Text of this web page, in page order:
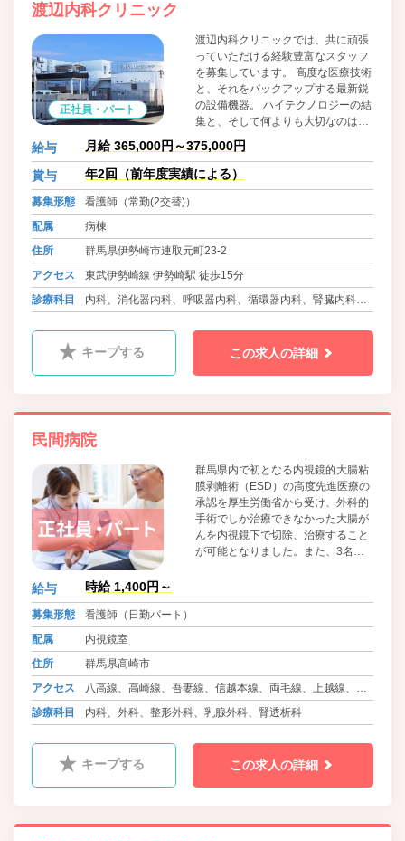
渡辺内科クリニック
正社員・パート
渡辺内科クリニックでは、共に頑張
っていただける経験豊富なスタッフ
を募集しています。 高度な医療技術
と、それをバックアップする最新鋭
の設備機器。 ハイテクノロジーの結
集と、そして何よりも大切なのは人
の温もりです。 人と医療を結ぶ。当
クリニックは一人ひとりの健康と幸
せを見守ります。 医療を通じて、地
域社会に貢献しませんか。 現在従業
きますので、安心してお仕事いただ
けます！ 19床2人夜勤ですので安心
です。 当院は日本透析医学会の教育
関連施設です。 透析未経験でも可。
1からお教えします。チャレンジし
給与 月給 365,000円～375,000円
賞与 年2回（前年度実績による）
募集形態
看護師（常勤(2交替)）
配属
病棟
住所
群馬県伊勢崎市連取元町23-2
アクセス
東武伊勢崎線 伊勢崎駅 徒歩15分
診療科目
内科、消化器内科、呼吸器内科、循環器内科、腎臓内科、
キープする この求人の詳細
民間病院
群馬県内で初となる内視鏡的大腸粘
膜剥離術（ESD）の高度先進医療の
承認を厚生労働省から受け、外科的
手術でしか治療できなかった大腸が
んを内視鏡下で切除、治療すること
が可能となりました。また、3名の
た。
給与 時給 1,400円～
募集形態
看護師（日勤パート）
配属
内視鏡室
住所
群馬県高崎市
アクセス
八高線、高崎線、吾妻線、信越本線、両毛線、上越線、上
信線 高崎駅より車15分
診療科目 内科、外科、整形外科、乳腺外科、腎透析科
キープする この求人の詳細